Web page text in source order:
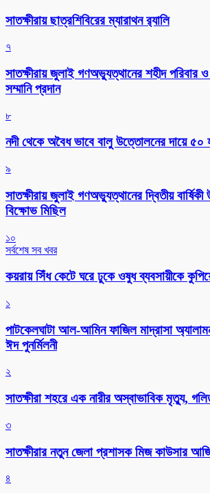
সাতক্ষীরায় ছাত্রশিবিরের ম্যারাথন র‌্যালি
৭
সাতক্ষীরায় জুলাই গণঅভ্যুত্থানের শহীদ পরিবার
সম্মানি প্রদান
৮
নদী থেকে অবৈধ ভাবে বালু উত্তোলনের দায়ে ৫০
৯
সাতক্ষীরায় জুলাই গণঅভ্যুত্থানের দ্বিতীয় বার্ষিকী
বিক্ষোভ মিছিল
১০
সর্বশেষ সব খবর
কয়রায় সিঁধ কেটে ঘরে ঢুকে ওষুধ ব্যবসায়ীকে
১
পাটকেলঘাটা আল-আমিন ফাজিল মাদ্রাসা
ঈদ পুনর্মিলনী
২
সাতক্ষীরা শহরে এক নারীর অস্বাভাবিক মৃত্যু,
৩
সাতক্ষীরার নতুন জেলা প্রশাসক মিজ কাউসার
৪